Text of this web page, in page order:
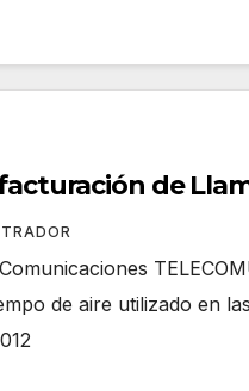
de
de aire utilizado en